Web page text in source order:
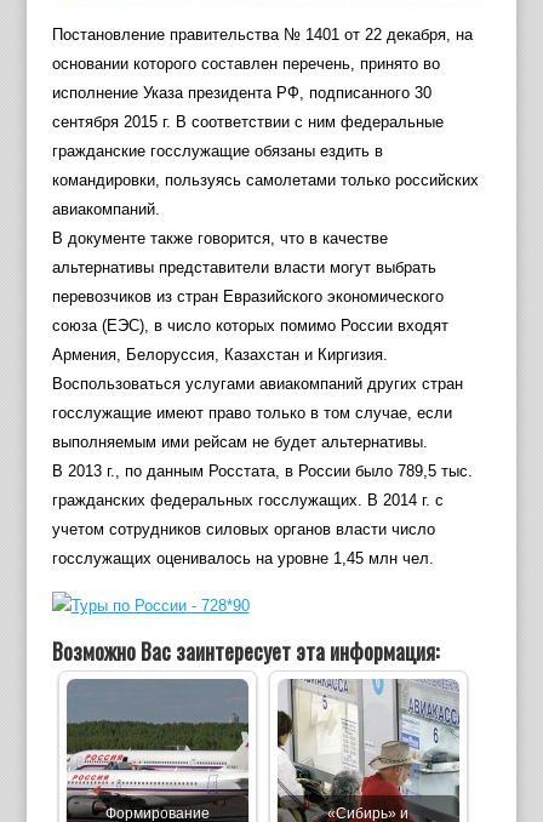
Постановление правительства № 1401 от 22 декабря, на
основании которого составлен перечень, принято во
исполнение Указа президента РФ, подписанного 30
сентября 2015 г. В соответствии с ним федеральные
гражданские госслужащие обязаны ездить в
командировки, пользуясь самолетами только российских
авиакомпаний.
В документе также говорится, что в качестве
альтернативы представители власти могут выбрать
перевозчиков из стран Евразийского экономического
союза (ЕЭС), в число которых помимо России входят
Армения, Белоруссия, Казахстан и Киргизия.
Воспользоваться услугами авиакомпаний других стран
госслужащие имеют право только в том случае, если
выполняемым ими рейсам не будет альтернативы.
В 2013 г., по данным Росстата, в России было 789,5 тыс.
гражданских федеральных госслужащих. В 2014 г. с
учетом сотрудников силовых органов власти число
госслужащих оценивалось на уровне 1,45 млн чел.
Возможно Вас заинтересует эта информация:
Формирование
«Сибирь» и